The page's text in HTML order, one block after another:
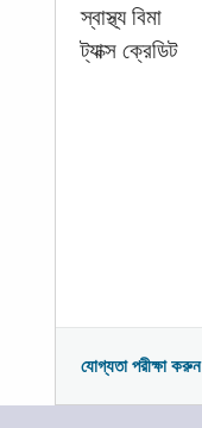
স্বাস্থ্য বিমা
ট্যাক্স ক্রেডিট
যোগ্যতা পরীক্ষা করুন